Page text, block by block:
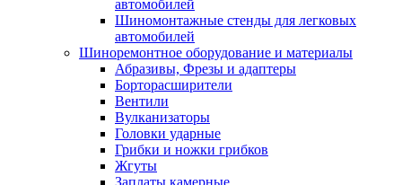
автомобилей
Шиномонтажные стенды для легковых
автомобилей
Шиноремонтное оборудование и материалы
Абразивы, Фрезы и адаптеры
Борторасширители
Вентили
Вулканизаторы
Головки ударные
Грибки и ножки грибков
Жгуты